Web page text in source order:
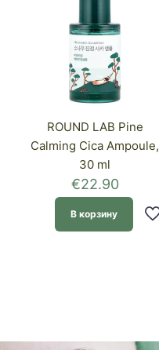
ROUND LAB Pine
Calming Cica Ampoule,
30 ml
€22.90
В корзину